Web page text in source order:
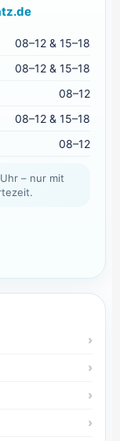
08–12 & 15–18
08–12 & 15–18
08–12
08–12 & 15–18
08–12
– nur mit